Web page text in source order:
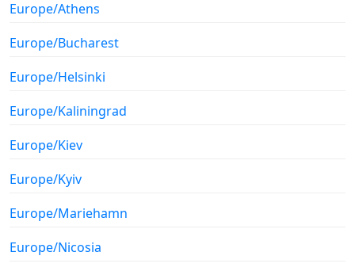
Europe/Athens
Europe/Bucharest
Europe/Helsinki
Europe/Kaliningrad
Europe/Kiev
Europe/Kyiv
Europe/Mariehamn
Europe/Nicosia